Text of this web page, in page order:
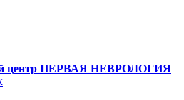
центр ПЕРВАЯ НЕВРОЛОГИЯ